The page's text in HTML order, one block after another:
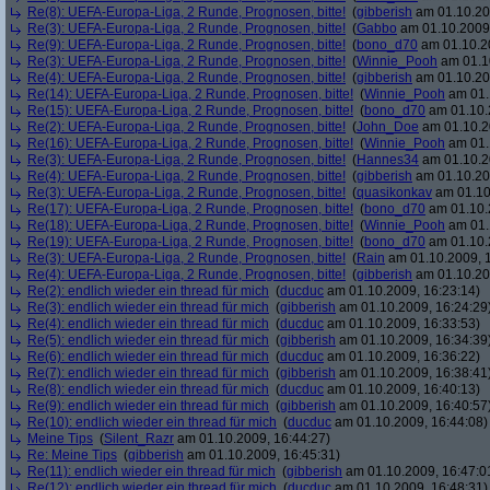
Re(8): UEFA-Europa-Liga, 2 Runde, Prognosen, bitte! (gibberish am
Re(3): UEFA-Europa-Liga, 2 Runde, Prognosen, bitte! (Gabbo am
Re(9): UEFA-Europa-Liga, 2 Runde, Prognosen, bitte! (bono_d70 am
Re(3): UEFA-Europa-Liga, 2 Runde, Prognosen, bitte! (Winnie_Pooh am
Re(4): UEFA-Europa-Liga, 2 Runde, Prognosen, bitte! (gibberish am
Re(14): UEFA-Europa-Liga, 2 Runde, Prognosen, bitte! (Winnie_Pooh am
Re(15): UEFA-Europa-Liga, 2 Runde, Prognosen, bitte! (bono_d70 am
Re(2): UEFA-Europa-Liga, 2 Runde, Prognosen, bitte! (John_Doe am
Re(16): UEFA-Europa-Liga, 2 Runde, Prognosen, bitte! (Winnie_Pooh am
Re(3): UEFA-Europa-Liga, 2 Runde, Prognosen, bitte! (Hannes34 am
Re(4): UEFA-Europa-Liga, 2 Runde, Prognosen, bitte! (gibberish am
Re(3): UEFA-Europa-Liga, 2 Runde, Prognosen, bitte! (quasikonkav am
Re(17): UEFA-Europa-Liga, 2 Runde, Prognosen, bitte! (bono_d70 am
Re(18): UEFA-Europa-Liga, 2 Runde, Prognosen, bitte! (Winnie_Pooh am
Re(19): UEFA-Europa-Liga, 2 Runde, Prognosen, bitte! (bono_d70 am
Re(3): UEFA-Europa-Liga, 2 Runde, Prognosen, bitte! (Rain am 01.10.2009,
Re(4): UEFA-Europa-Liga, 2 Runde, Prognosen, bitte! (gibberish am
Re(2): endlich wieder ein thread für mich (ducduc am 01.10.2009, 16:23:14)
Re(3): endlich wieder ein thread für mich (gibberish am 01.10.2009,
Re(4): endlich wieder ein thread für mich (ducduc am 01.10.2009, 16:33:53)
Re(5): endlich wieder ein thread für mich (gibberish am 01.10.2009,
Re(6): endlich wieder ein thread für mich (ducduc am 01.10.2009, 16:36:22)
Re(7): endlich wieder ein thread für mich (gibberish am 01.10.2009,
Re(8): endlich wieder ein thread für mich (ducduc am 01.10.2009, 16:40:13)
Re(9): endlich wieder ein thread für mich (gibberish am 01.10.2009,
Re(10): endlich wieder ein thread für mich (ducduc am 01.10.2009, 16:44:08)
Meine Tips (Silent_Razr am 01.10.2009, 16:44:27)
Re: Meine Tips (gibberish am 01.10.2009, 16:45:31)
Re(11): endlich wieder ein thread für mich (gibberish am 01.10.2009,